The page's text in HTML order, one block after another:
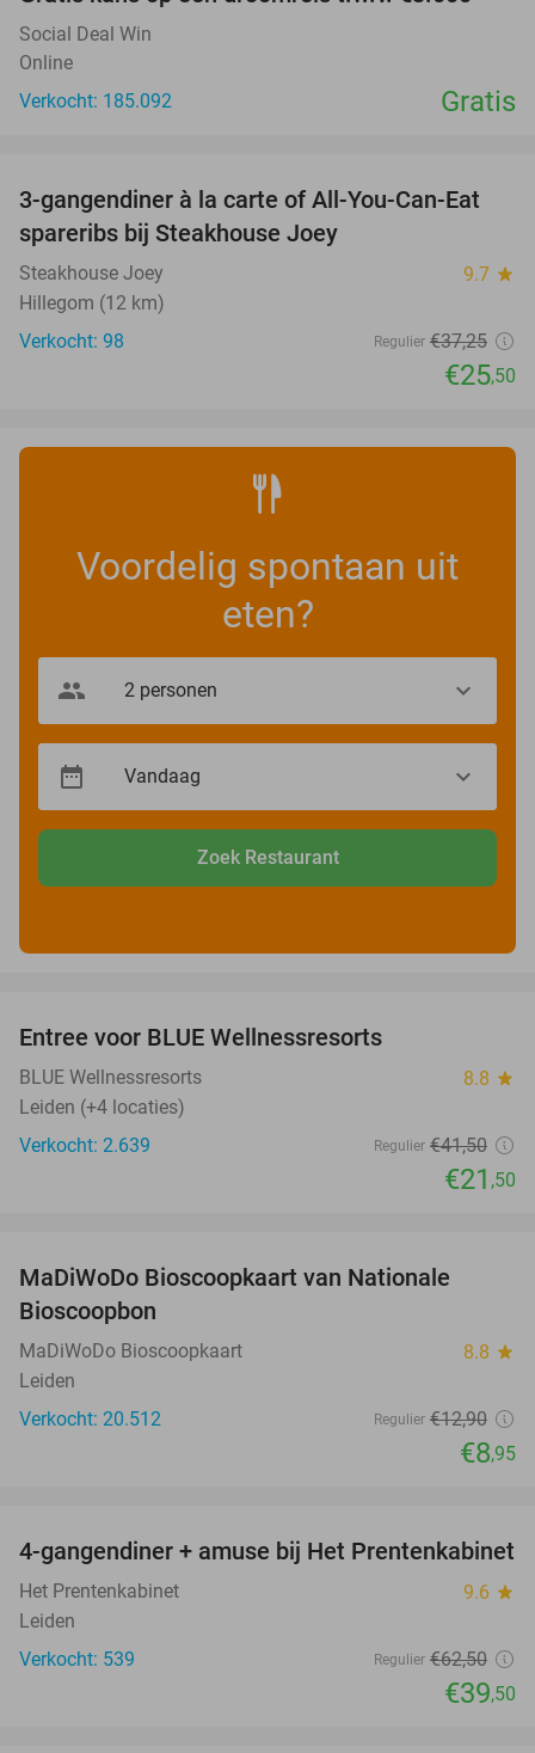
Social Deal Win
Online
Verkocht: 185.092
Gratis
32%
3-gangendiner à la carte of All-You-Can-Eat
spareribs bij Steakhouse Joey
Steakhouse Joey 9.7 star
Hillegom (12 km)
Verkocht: 98
Regulier €37,25
€25,50
Voordelig spontaan uit
eten?
Zoek Restaurant
Entree voor BLUE Wellnessresorts
BLUE Wellnessresorts 8.8 star
Leiden (+4 locaties)
Verkocht: 2.639
Regulier €41,50
€21 ,50
MaDiWoDo Bioscoopkaart van Nationale
Bioscoopbon
MaDiWoDo Bioscoopkaart 8.8 star
Leiden
Verkocht: 20.512
Regulier €12,90
€8,95
37%
4-gangendiner + amuse bij Het Prentenkabinet
Het Prentenkabinet 9.6 star
Leiden
Verkocht: 539
Regulier €62,50
€39,50